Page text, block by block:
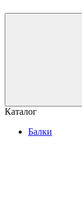
Каталог
Балки